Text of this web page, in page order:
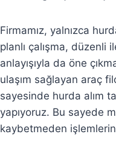
Firmamız, yalnızca
planlı çalışma, düzenli
anlayışıyla da öne
ulaşım sağlayan araç
sayesinde hurda alım
yapıyoruz. Bu sayede
kaybetmeden